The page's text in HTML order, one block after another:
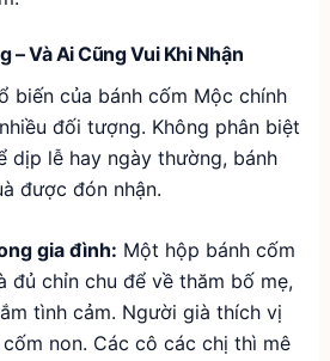
– Và Ai Cũng Vui Khi Nhận
biến của bánh cốm Mộc chính
đối tượng. Không phân biệt
dịp lễ hay ngày thường, bánh
được đón nhận.
gia đình: Một hộp bánh cốm
đủ chỉn chu để về thăm bố mẹ,
tình cảm. Người già thích vị
non. Các cô các chị thì mê